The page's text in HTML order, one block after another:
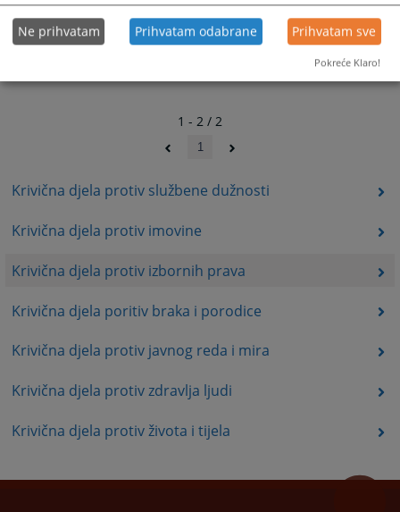
Krivična djela protiv službene dužnosti
Krivična djela protiv imovine
Krivična djela protiv izbornih prava
Krivična djela poritiv braka i porodice
Krivična djela protiv javnog reda i mira
Krivična djela protiv zdravlja ljudi
Krivična djela protiv života i tijela
1 - 2 / 2
1
Ne prihvatam Prihvatam odabrane Prihvatam sve
Pokreće Klaro!